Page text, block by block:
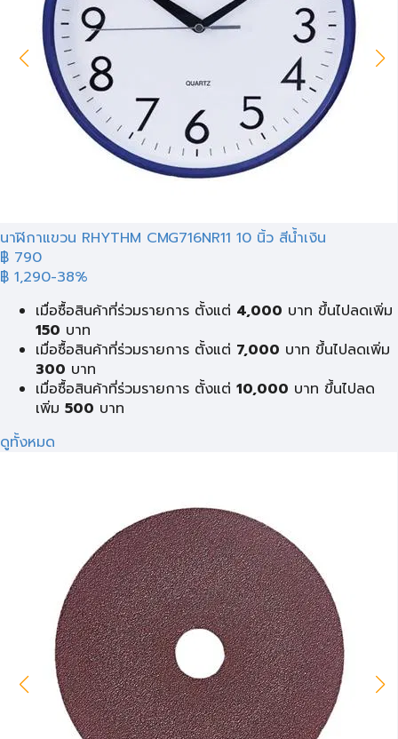
นาฬิกาแขวน RHYTHM CMG716NR11 10 นิ้ว สีน้ำเงิน
฿ 790
฿ 1,290-38%
เมื่อซื้อสินค้าที่ร่วมรายการ ตั้งแต่ 4,000 บาท ขึ้นไปลดเพิ่ม
150 บาท
เมื่อซื้อสินค้าที่ร่วมรายการ ตั้งแต่ 7,000 บาท ขึ้นไปลดเพิ่ม
300 บาท
เมื่อซื้อสินค้าที่ร่วมรายการ ตั้งแต่ 10,000 บาท ขึ้นไปลด
เพิ่ม 500 บาท
ดูทั้งหมด